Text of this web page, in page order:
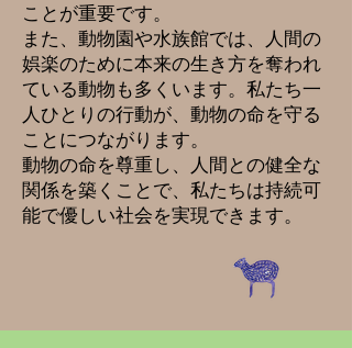
ことが重要です。
また、動物園や水族館では、人間の
娯楽のために本来の生き方を奪われ
ている動物も多くいます。私たち一
人ひとりの行動が、動物の命を守る
ことにつながります。
動物の命を尊重し、人間との健全な
関係を築くことで、私たちは持続可
能で優しい社会を実現できます。